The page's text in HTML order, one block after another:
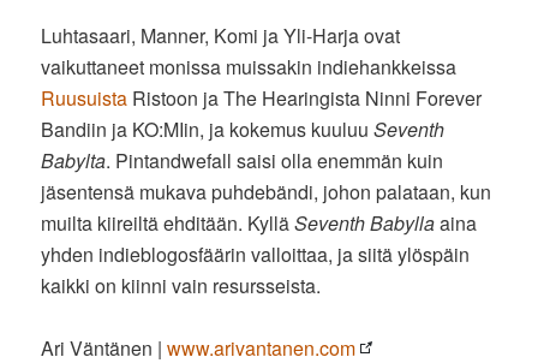
Luhtasaari, Manner, Komi ja Yli-Harja ovat
vaikuttaneet monissa muissakin indiehankkeissa
Ruusuista Ristoon ja The Hearingista Ninni Forever
Bandiin ja KO:MIin, ja kokemus kuuluuSeventh
Babylta. Pintandwefall saisi olla enemmän kuin
jäsentensä mukava puhdebändi, johon palataan, kun
muilta kiireiltä ehditään. KylläSeventh Babyllaaina
yhden indieblogosfäärin valloittaa, ja siitä ylöspäin
kaikki on kiinni vain resursseista.
Ari Väntänen |www.arivantanen.com